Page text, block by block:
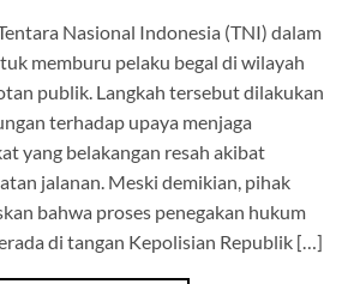
Nasional Indonesia (TNI) dalam
memburu pelaku begal di wilayah
publik. Langkah tersebut dilakukan
terhadap upaya menjaga
yang belakangan resah akibat
jalanan. Meski demikian, pihak
bahwa proses penegakan hukum
di tangan Kepolisian Republik […]